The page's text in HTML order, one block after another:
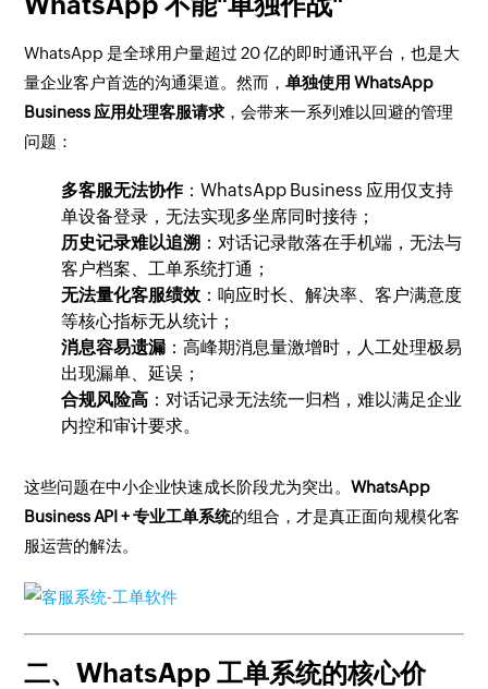
WhatsApp 是全球用户量超过 20 亿的即时通讯平台，也是大
量企业客户首选的沟通渠道。然而，单独使用 WhatsApp
Business 应用处理客服请求 ，会带来一系列难以回避的管理
问题：
多客服无法协作：WhatsApp Business 应用仅支持
单设备登录，无法实现多坐席同时接待；
历史记录难以追溯 ：对话记录散落在手机端，无法与
客户档案、工单系统打通；
无法量化客服绩效 ：响应时长、解决率、客户满意度
等核心指标无从统计；
消息容易遗漏 ：高峰期消息量激增时，人工处理极易
出现漏单、延误；
合规风险高 ：对话记录无法统一归档，难以满足企业
内控和审计要求。
这些问题在中小企业快速成长阶段尤为突出。WhatsApp
Business API + 专业工单系统的组合，才是真正面向规模化客
服运营的解法。
二、WhatsApp 工单系统的核心价